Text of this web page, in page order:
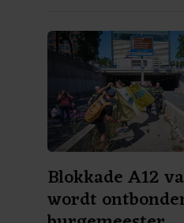
Blokkade A12
wordt